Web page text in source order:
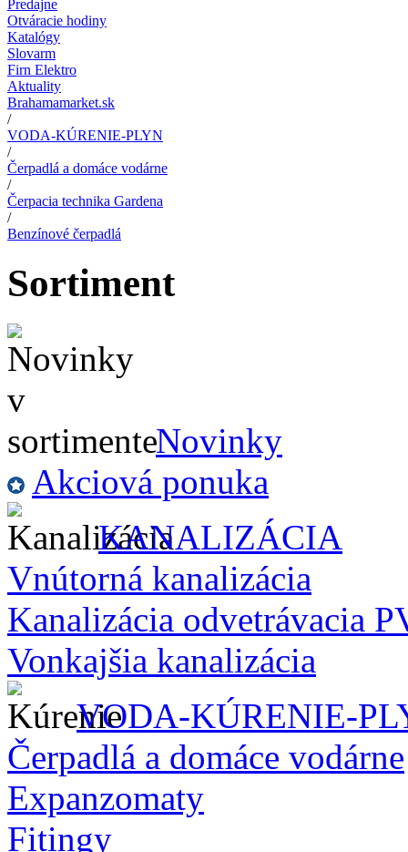
Predajne
Otváracie hodiny
Katalógy
Slovarm
Firn Elektro
Aktuality
Brahamamarket.sk
/
VODA-KÚRENIE-PLYN
/
Čerpadlá a domáce vodárne
/
Čerpacia technika Gardena
/
Benzínové čerpadlá
Sortiment
Novinky
Akciová ponuka
KANALIZÁCIA
Vnútorná kanalizácia
Kanalizácia odvetrávacia
Vonkajšia kanalizácia
VODA-KÚRENIE-
Čerpadlá a domáce vodárne
Expanzomaty
Fitingy